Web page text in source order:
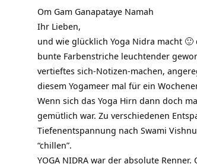
Om Gam Ganapataye Namah
Ihr Lieben,
und wie glücklich Yoga Nidra macht
bunte Farbenstriche leuchtender
vertieftes sich-Notizen-machen,
diesem Yogameer mal für ein
Wenn sich das Yoga Hirn dann doch
gemütlich war. Zu verschiedenen
Tiefenentspannung nach Swami
“chillen”.
YOGA NIDRA war der absolute